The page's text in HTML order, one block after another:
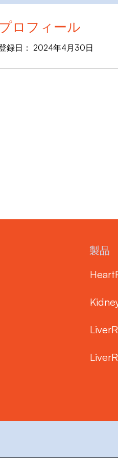
プロフィール
録日： 2024年4月30日
製品